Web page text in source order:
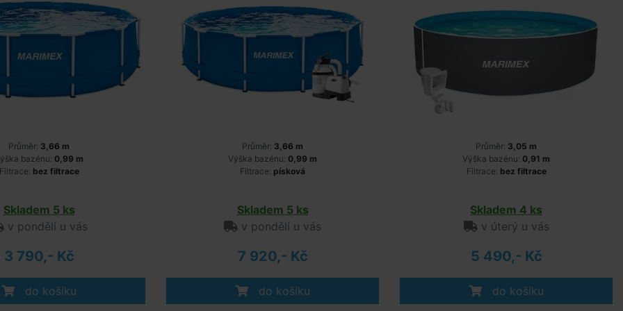
Průměr: 3,66 m
bazénu: 0,99 m
bez filtrace
Skladem 5 ks
v pondělí u vás
3 790,- Kč
do košíku
Průměr: 3,66 m
Výška bazénu: 0,99 m
Filtrace: písková
Skladem 5 ks
v pondělí u vás
7 920,- Kč
do košíku
Průměr: 3,05 m
Výška bazénu: 0,91 m
Filtrace: bez filtrace
Skladem 4 ks
v úterý u vás
5 490,- Kč
do košíku